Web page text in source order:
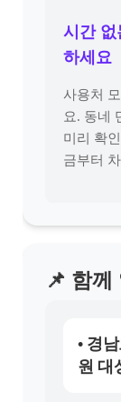
시간 없
하세요
사용처
요. 동네
미리 확
금부터
📌 함께
• 경
원 대